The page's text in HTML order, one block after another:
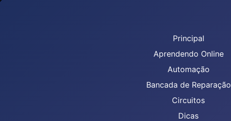
Principal
Aprendendo Online
Automação
Bancada de Reparação
Circuitos
Dicas